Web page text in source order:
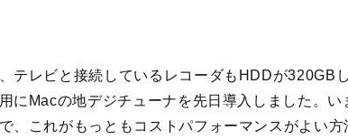
テレビと接続しているレコーダもHDDが320GB
にMacの地デジチューナを先日導入しました。
、これがもっともコストパフォーマンスがよい方